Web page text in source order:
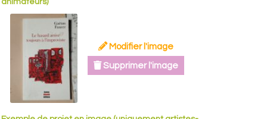
animateurs)
Modifier l'image
Supprimer l'image